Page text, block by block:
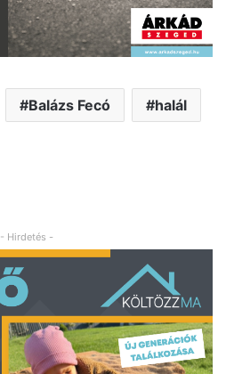
Balázs Fecó halál
- Hirdetés -